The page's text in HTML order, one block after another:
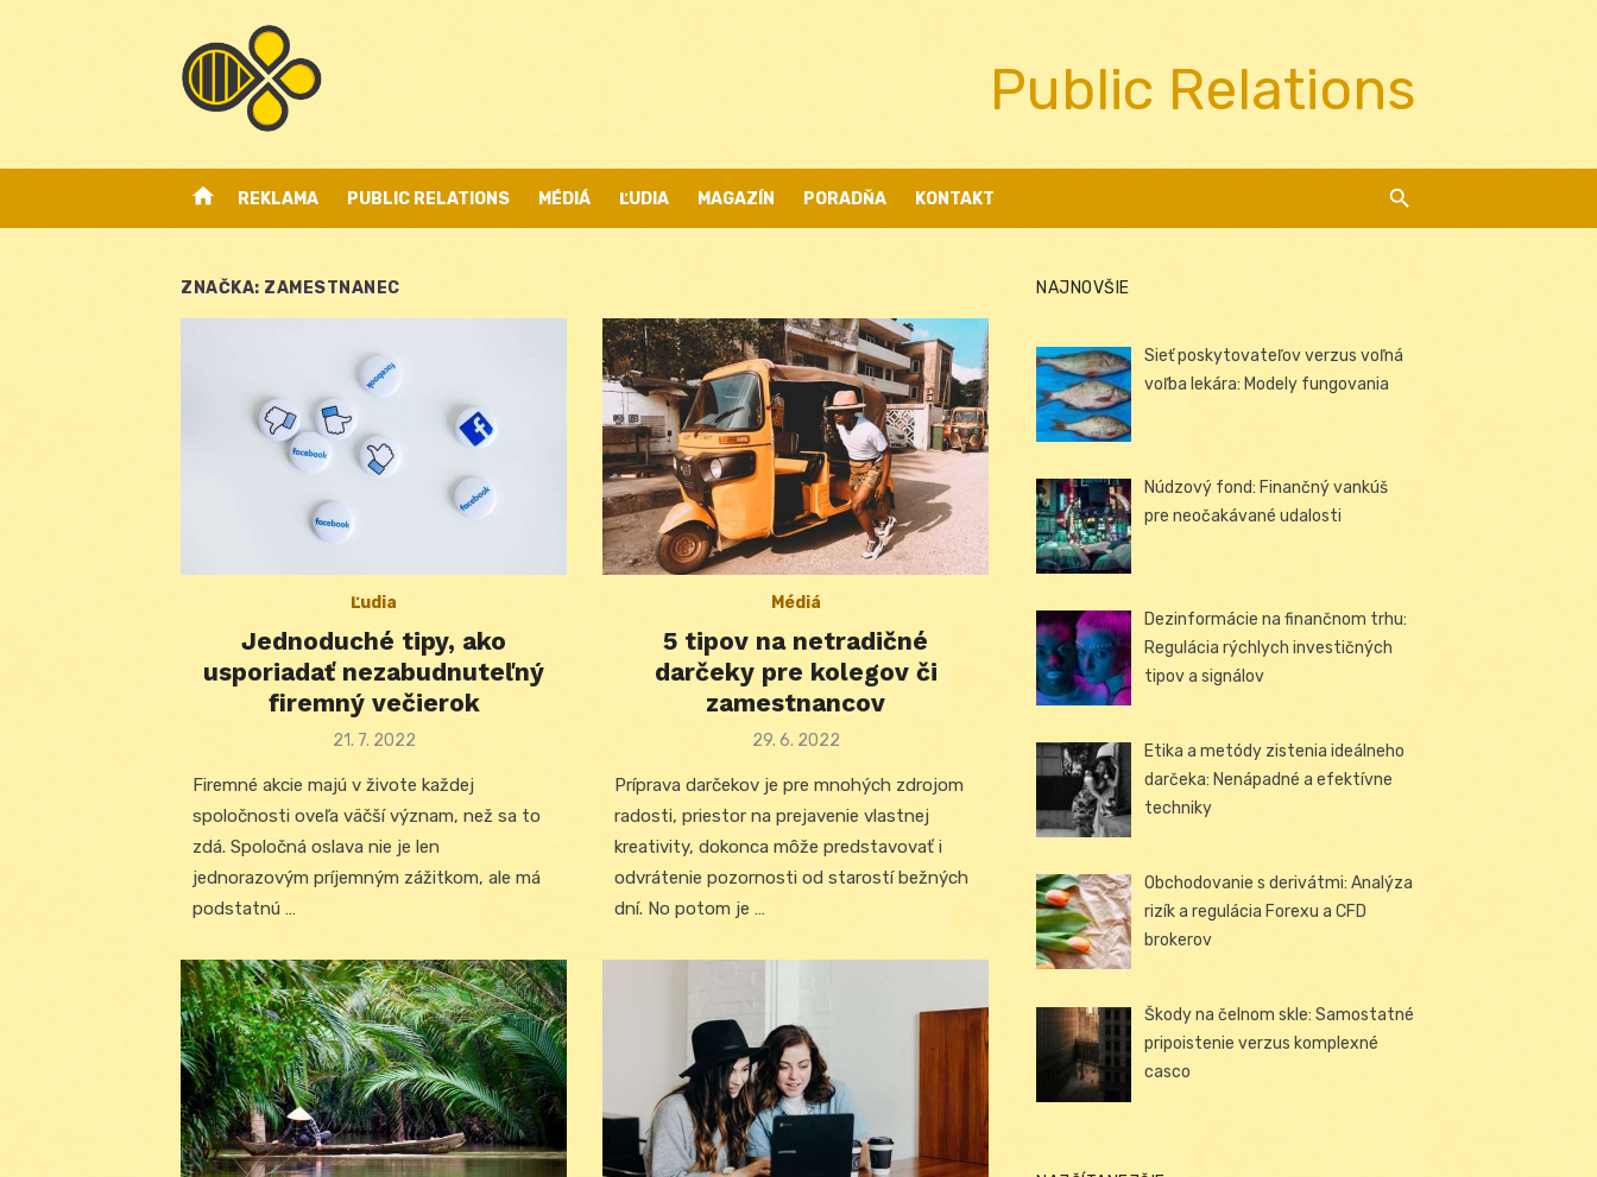
Public Relations
home REKLAMA PUBLIC RELATIONS MÉDIÁ ĽUDIA MAGAZÍN PORADŇA KONTAKT
ZNAČKA: ZAMESTNANEC
Ľudia
Jednoduché tipy, ako
usporiadať nezabudnuteľný
firemný večierok
Posted
21. 7. 2022
Firemné akcie majú v živote každej
spoločnosti oveľa väčší význam, než sa to
zdá. Spoločná oslava nie je len
jednorazovým príjemným zážitkom, ale má
podstatnú …
Médiá
5 tipov na netradičné
darčeky pre kolegov či
zamestnancov
Posted
29. 6. 2022
Príprava darčekov je pre mnohých zdrojom
radosti, priestor na prejavenie vlastnej
kreativity, dokonca môže predstavovať i
odvrátenie pozornosti od starostí bežných
dní. No potom je …
NAJNOVŠIE
Sieť poskytovateľov verzus voľná
voľba lekára: Modely fungovania
Núdzový fond: Finančný vankúš
pre neočakávané udalosti
Dezinformácie na finančnom trhu:
Regulácia rýchlych investičných
tipov a signálov
Etika a metódy zistenia ideálneho
darčeka: Nenápadné a efektívne
techniky
Obchodovanie s derivátmi: Analýza
rizík a regulácia Forexu a CFD
brokerov
Škody na čelnom skle: Samostatné
pripoistenie verzus komplexné
casco